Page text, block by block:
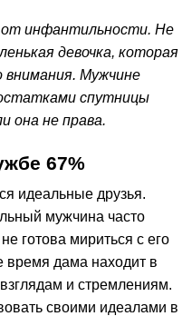
инфантильности. Не
девочка, которая
внимания. Мужчине
спутницы
она не права.
67%
идеальные друзья.
мужчина часто
готова мириться с его
дама находит в
и стремлениям.
своими идеалами в